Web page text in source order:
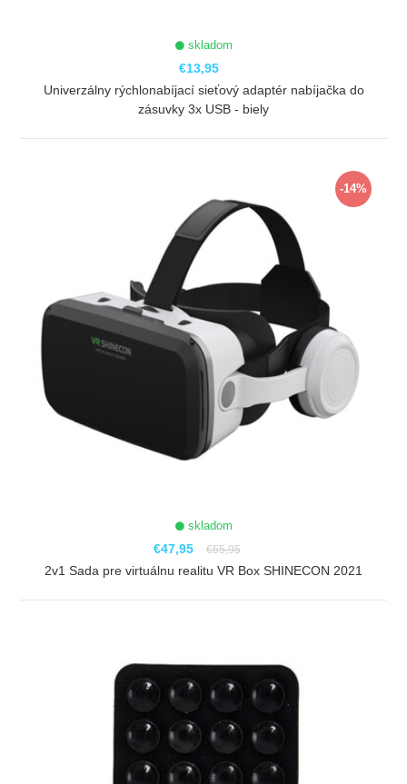
skladom
€13,95
Univerzálny rýchlonabíjací sieťový adaptér nabíjačka do
zásuvky 3x USB - biely
-14%
skladom
€47,95 €55,95
2v1 Sada pre virtuálnu realitu VR Box SHINECON 2021